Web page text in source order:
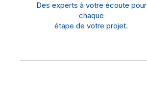
Des experts à votre écoute pour
chaque
étape de votre projet.